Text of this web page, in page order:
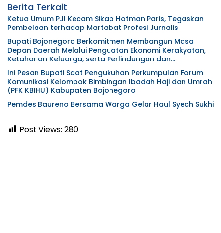
Berita Terkait
Ketua Umum PJI Kecam Sikap Hotman Paris, Tegaskan
Pembelaan terhadap Martabat Profesi Jurnalis
Bupati Bojonegoro Berkomitmen Membangun Masa
Depan Daerah Melalui Penguatan Ekonomi Kerakyatan,
Ketahanan Keluarga, serta Perlindungan dan
Pemenuhan Hak Anak
Ini Pesan Bupati Saat Pengukuhan Perkumpulan Forum
Komunikasi Kelompok Bimbingan Ibadah Haji dan Umrah
(PFK KBIHU) Kabupaten Bojonegoro
Pemdes Baureno Bersama Warga Gelar Haul Syech Sukhi
Post Views: 280